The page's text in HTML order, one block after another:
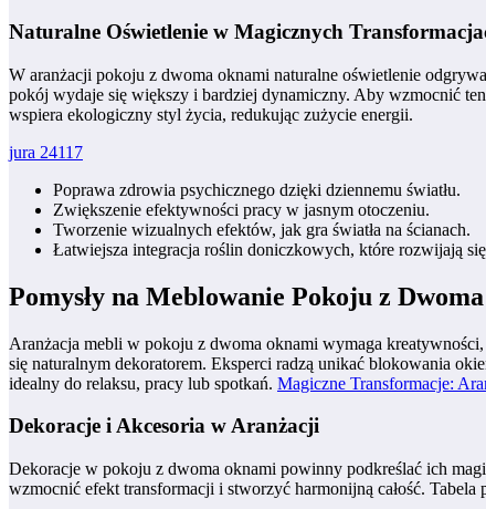
Naturalne Oświetlenie w Magicznych
W aranżacji pokoju z dwoma oknami naturalne oświetlenie
pokój wydaje się większy i bardziej dynamiczny. Aby wzmocnić
wspiera ekologiczny styl życia, redukując zużycie energii.
jura 24117
Poprawa zdrowia psychicznego dzięki dziennemu światłu.
Zwiększenie efektywności pracy w jasnym otoczeniu.
Tworzenie wizualnych efektów, jak gra światła na ścianach.
Łatwiejsza integracja roślin doniczkowych, które rozwijają
Pomysły na Meblowanie Pokoju z
Aranżacja mebli w pokoju z dwoma oknami wymaga
się naturalnym dekoratorem. Eksperci radzą unikać blokowania
idealny do relaksu, pracy lub spotkań. Magiczne Transformacje:
Dekoracje i Akcesoria w Aranżacji
Dekoracje w pokoju z dwoma oknami powinny podkreślać ich
wzmocnić efekt transformacji i stworzyć harmonijną całość.